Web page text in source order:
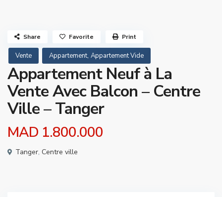
Vente Appartement, Appartement Vide
Appartement Neuf à La
Vente Avec Balcon – Centre
Ville – Tanger
MAD 1.800.000
Tanger, Centre ville
Share Favorite Print